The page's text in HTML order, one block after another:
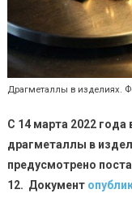
Драгметаллы в изделиях.
С 14 марта 2022 года
драгметаллы в
предусмотрено
12. Документ